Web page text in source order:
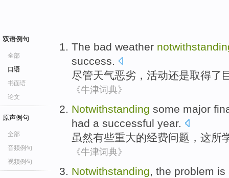
双语例句
全部
口语
书面语
论文
原声例句
全部
音频例句
视频例句
The bad weather
success.
尽管天气恶劣 ， 活动还是取得了
《牛津词典》
Notwithstanding some major
had a successful year.
虽然有些重大的经费问题 ， 这所
《牛津词典》
Notwithstanding the problem is